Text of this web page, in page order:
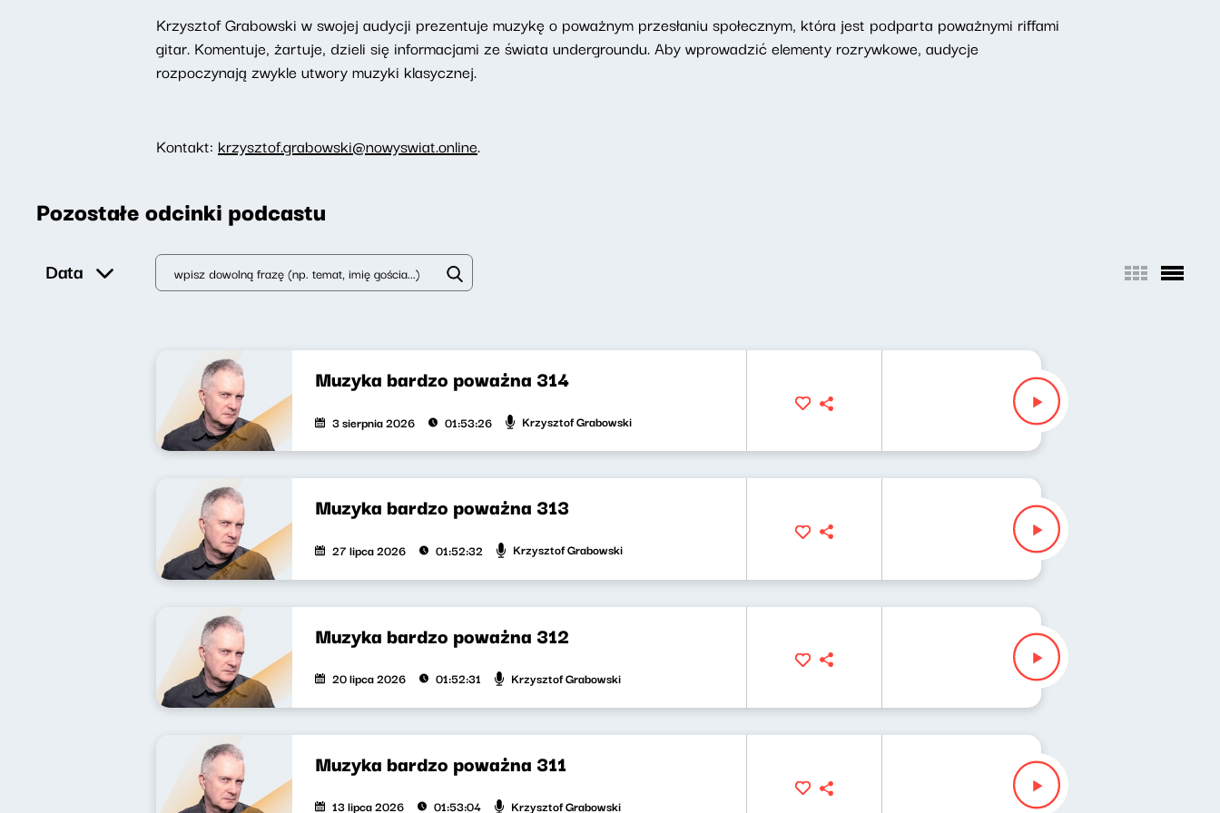
Krzysztof Grabowski w swojej audycji prezentuje muzykę o poważnym przesłaniu społecznym, która jest podparta poważnymi riffami
gitar. Komentuje, żartuje, dzieli się informacjami ze świata undergroundu. Aby wprowadzić elementy rozrywkowe, audycje
rozpoczynają zwykle utwory muzyki klasycznej.
Kontakt: krzysztof.grabowski@nowyswiat.online.
Pozostałe odcinki podcastu
Data
Muzyka bardzo poważna 314
3 sierpnia 2026 01:53:26 Krzysztof Grabowski
Muzyka bardzo poważna 313
27 lipca 2026 01:52:32 Krzysztof Grabowski
Muzyka bardzo poważna 312
20 lipca 2026 01:52:31 Krzysztof Grabowski
Muzyka bardzo poważna 311
13 lipca 2026 01:53:04 Krzysztof Grabowski